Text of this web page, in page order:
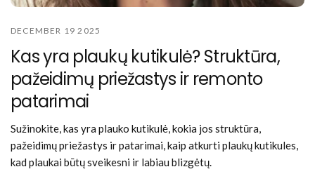
DECEMBER 19 2025
Kas yra plaukų kutikulė? Struktūra,
pažeidimų priežastys ir remonto
patarimai
Sužinokite, kas yra plauko kutikulė, kokia jos struktūra,
pažeidimų priežastys ir patarimai, kaip atkurti plaukų kutikules,
kad plaukai būtų sveikesni ir labiau blizgėtų.